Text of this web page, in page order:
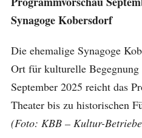
Synagoge Kobersdorf
Die ehemalige Synagoge
Ort für kulturelle
September 2025 reicht das
Theater bis zu historischen
(Foto: KBB – Kultur-